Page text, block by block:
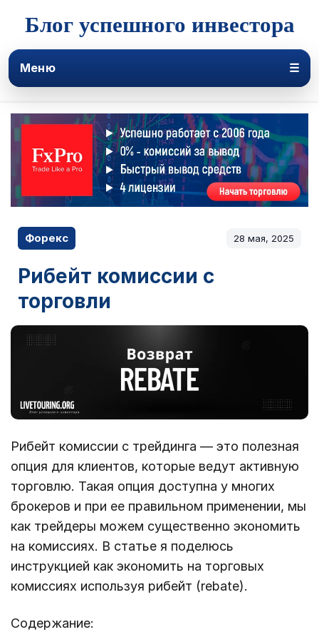
Блог успешного инвестора
Меню ☰
Форекс 28 мая, 2025
Рибейт комиссии с
торговли
Рибейт комиссии с трейдинга — это полезная
опция для клиентов, которые ведут активную
торговлю. Такая опция доступна у многих
брокеров и при ее правильном применении, мы
как трейдеры можем существенно экономить
на комиссиях. В статье я поделюсь
инструкцией как экономить на торговых
комиссиях используя рибейт (rebate).
Содержание: